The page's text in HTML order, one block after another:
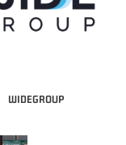
WIDEGROUP